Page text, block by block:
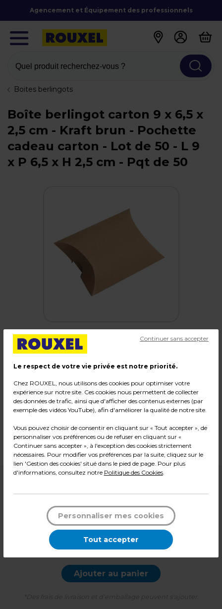
Agencement et Équipement des professionnels
Quel produit recherchez-vous ?
Boites berlingots
Boîte berlingot carton 9 x 6,5 x
2,5 cm - Kraft brun - Pochette
cadeau carton - Lot de 50 - L 9
x P 6,5 x H 2,5 cm - Pqt de 50
Boîte berlingot carton 9 x 6,5 x 2,5 cm - Kraft
Code :229051
Couleur : Brun
Matière : Carton
Dimensions : L 9 x P 6,5 x H 2,5 cm
Poids : 0,20 kg
Soit0,060 € HTl'unité
Pqt de 50
-
Ajouter au panier
Le respect de votre vie privée est notre priorité.
Chez ROUXEL, nous utilisons des cookies pour optimiser votre
expérience sur notre site. Ces cookies nous permettent de collecter
des données de trafic, ainsi que d'afficher des contenus externes (par
exemple des vidéos YouTube), afin d'améliorer la qualité de notre site.
Vous pouvez choisir de consentir en cliquant sur « Tout accepter », de
personnaliser vos préférences ou de refuser en cliquant sur «
Continuer sans accepter », à l'exception des cookies strictement
nécessaires. Pour modifier vos préférences par la suite, cliquez sur le
lien 'Gestion des cookies' situé dans le pied de page. Pour plus
d'informations, consultez notre Politique des Cookies.
Continuer sans accepter
Personnaliser mes cookies
Tout accepter